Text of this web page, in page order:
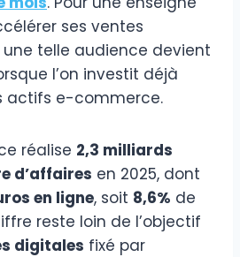
ses ventes
telle audience devient
l’on investit déjà
actifs e-commerce.
réalise 2,3 milliards
d’affaires en 2025, dont
en ligne, soit 8,6% de
reste loin de l’objectif
digitales fixé par